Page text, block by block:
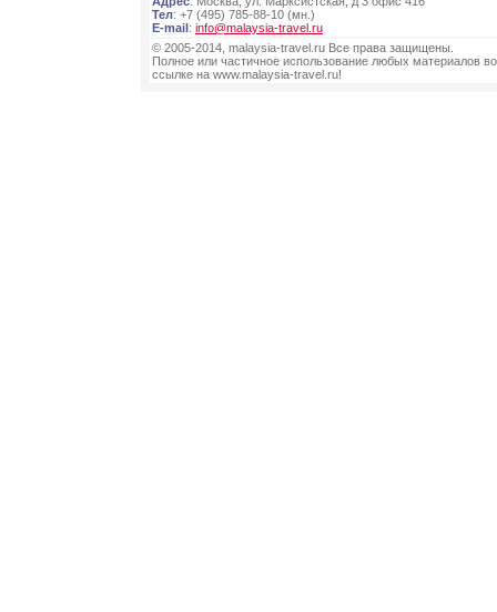
Тел: +7 (495) 785-88-10 (мн.)
E-mail: info@malaysia-travel.ru
© 2005-2014, malaysia-travel.ru Все права защищены.
Полное или частичное использование любых материалов
ссылке на www.malaysia-travel.ru!